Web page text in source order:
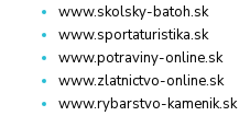
www.skolsky-batoh.sk
www.sportaturistika.sk
www.potraviny-online.sk
www.zlatnictvo-online.sk
www.rybarstvo-kamenik.sk